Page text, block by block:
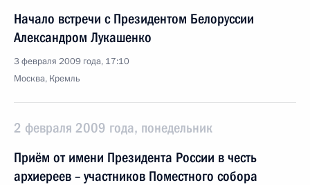
Начало встречи с Президентом Белоруссии
Александром Лукашенко
3 февраля 2009 года, 17:10
Москва, Кремль
2 февраля 2009 года, понедельник
Приём от имени Президента России в честь
архиереев – участников Поместного собора